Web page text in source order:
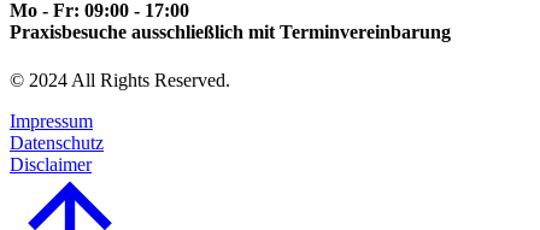
Mo - Fr: 09:00 - 17:00
Praxisbesuche ausschließlich mit Terminvereinbarung
© 2024 All Rights Reserved.
Impressum
Datenschutz
Disclaimer